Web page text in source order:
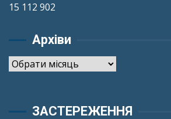
15 112 902
Архіви
Архіви
ЗАСТЕРЕЖЕННЯ